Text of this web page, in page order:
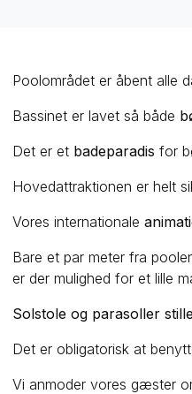
Poolområdet er åbent alle
Bassinet er lavet så både
Det er et badeparadis for
Hovedattraktionen er helt
Vores internationale
Bare et par meter fra
er der mulighed for et lille
Solstole og parasoller
Det er obligatorisk at
Vi anmoder vores gæster